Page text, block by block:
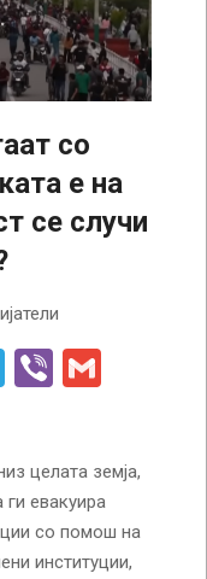
со
е на
се случи
Telegram
Viber
целата земја,
ги евакуира
со помош на
институции,